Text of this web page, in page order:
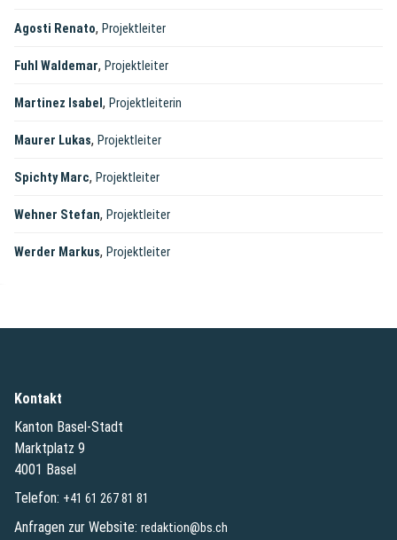
Agosti Renato, Projektleiter
Fuhl Waldemar, Projektleiter
Martinez Isabel , Projektleiterin
Maurer Lukas, Projektleiter
Spichty Marc, Projektleiter
Wehner Stefan, Projektleiter
Werder Markus, Projektleiter
Kontakt
Kanton Basel-Stadt
Marktplatz 9
4001 Basel
Telefon: +41 61 267 81 81
Anfragen zur Website: redaktion@bs.ch